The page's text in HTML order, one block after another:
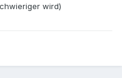
wird)